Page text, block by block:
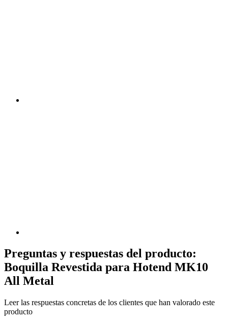
Preguntas y respuestas del producto:
Boquilla Revestida para Hotend MK10
All Metal
Leer las respuestas concretas de los clientes que han valorado este
producto